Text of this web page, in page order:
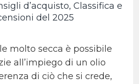
d’acquisto, Classifica e
del 2025
molto secca è possibile
all’impiego di un olio
di ciò che si crede,